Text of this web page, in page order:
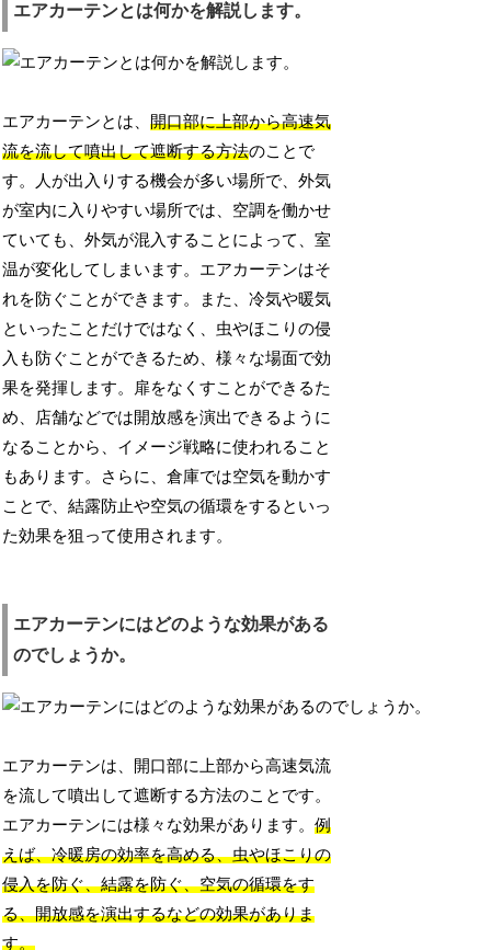
エアカーテンとは何かを解説します。
エアカーテンとは、開口部に上部から高速気
流を流して噴出して遮断する方法のことで
す。人が出入りする機会が多い場所で、外気
が室内に入りやすい場所では、空調を働かせ
ていても、外気が混入することによって、室
温が変化してしまいます。エアカーテンはそ
れを防ぐことができます。また、冷気や暖気
といったことだけではなく、虫やほこりの侵
入も防ぐことができるため、様々な場面で効
果を発揮します。扉をなくすことができるた
め、店舗などでは開放感を演出できるように
なることから、イメージ戦略に使われること
もあります。さらに、倉庫では空気を動かす
ことで、結露防止や空気の循環をするといっ
た効果を狙って使用されます。
エアカーテンにはどのような効果がある
のでしょうか。
エアカーテンは、開口部に上部から高速気流
を流して噴出して遮断する方法のことです。
エアカーテンには様々な効果があります。例
えば、冷暖房の効率を高める、虫やほこりの
侵入を防ぐ、結露を防ぐ、空気の循環をす
る、開放感を演出するなどの効果がありま
す。